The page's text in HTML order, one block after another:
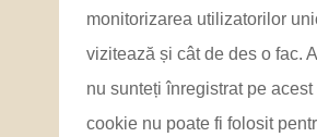
monitorizarea utilizatorilor
vizitează și cât de des o fac.
nu sunteți înregistrat pe
cookie nu poate fi folosit